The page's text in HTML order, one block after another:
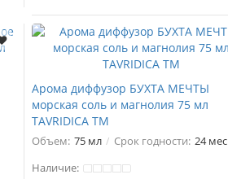
Арома диффузор БУХТА МЕЧТЫ
морская соль и магнолия 75 мл
TAVRIDICA ТМ
Объем: 75 мл Срок годности: 24 мес
Наличие: